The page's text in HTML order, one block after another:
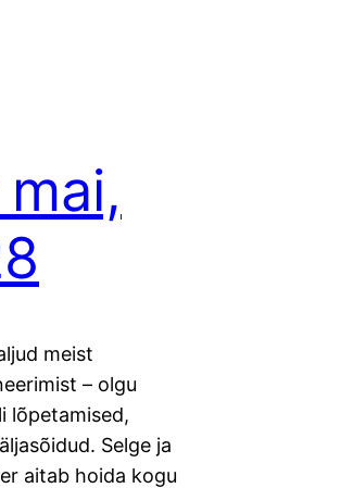
meist
– olgu
lõpetamised,
Selge ja
aitab hoida kogu